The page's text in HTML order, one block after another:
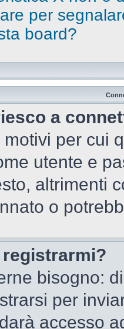
per
board?
a
per cui
utente e
altrimenti
o
registrarmi?
bisogno:
per
accesso